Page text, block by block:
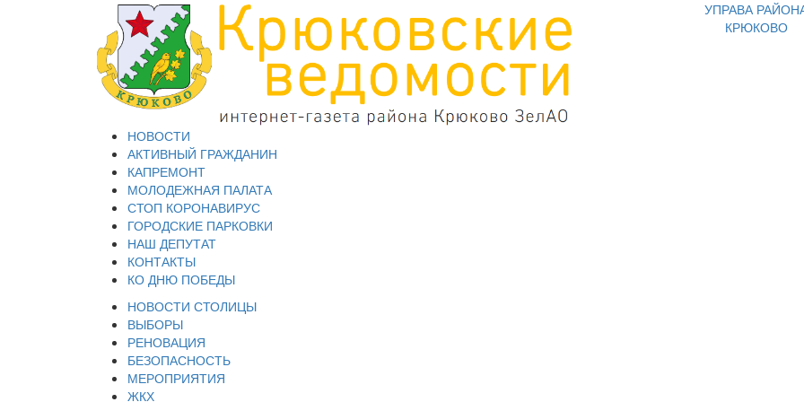
УПРАВА
КРЮКОВО
НОВОСТИ
АКТИВНЫЙ ГРАЖДАНИН
КАПРЕМОНТ
МОЛОДЕЖНАЯ ПАЛАТА
СТОП КОРОНАВИРУС
ГОРОДСКИЕ ПАРКОВКИ
НАШ ДЕПУТАТ
КОНТАКТЫ
КО ДНЮ ПОБЕДЫ
НОВОСТИ СТОЛИЦЫ
ВЫБОРЫ
РЕНОВАЦИЯ
БЕЗОПАСНОСТЬ
МЕРОПРИЯТИЯ
ЖКХ